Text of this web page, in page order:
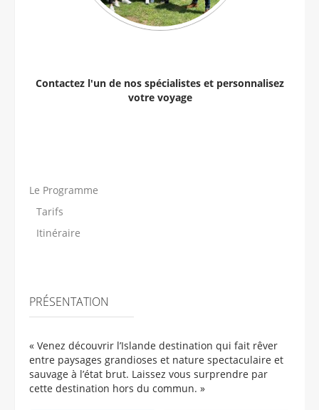
Contactez l'un de nos spécialistes et personnalisez
votre voyage
Le Programme
Tarifs
Itinéraire
PRÉSENTATION
« Venez découvrir l’Islande destination qui fait rêver
entre paysages grandioses et nature spectaculaire et
sauvage à l’état brut. Laissez vous surprendre par
cette destination hors du commun. »